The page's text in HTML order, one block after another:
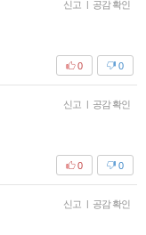
신고 | 공감 확인
0
0
신고 | 공감 확인
0
0
신고 | 공감 확인